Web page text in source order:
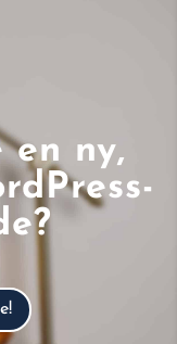
en ny,